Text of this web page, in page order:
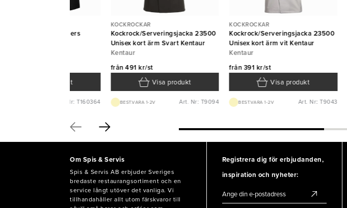
1603 svart Segers
Visa produkt
Art. Nr: T160364
KOCKROCKAR
Kockrock/Serveringsjacka 23500
Unisex kort ärm Svart Kentaur
Kentaur
från491 kr/st
Visa produkt
BEST.VARA 1-2V Art. Nr: T9094
KOCKROCKAR
Kockrock/Serveringsjacka 23500
Unisex kort ärm vit Kentaur
Kentaur
från391 kr/st
Visa produkt
BEST.VARA 1-2V Art. Nr: T9043
Om Spis & Servis
Spis & Servis AB erbjuder Sveriges
bredaste restaurangsortiment och en
service långt utöver det vanliga. Vi
tillhandahåller allt utom färskvaror till
Registrera dig för erbjudanden,
inspiration och nyheter: